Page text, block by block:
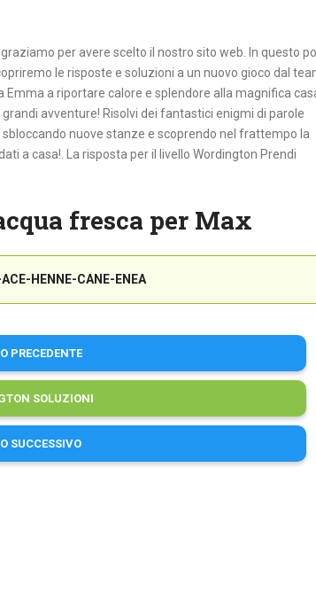
per avere scelto il nostro sito web. In questo
le risposte e soluzioni a un nuovo gioco dal
a riportare calore e splendore alla magnifica
avventure! Risolvi dei fantastici enigmi di parole
nuove stanze e scoprendo nel frattempo la
a casa!. La risposta per il livello Wordington Prendi
fresca per Max
HENNE-CANE-ENEA
PRECEDENTE
SOLUZIONI
SUCCESSIVO